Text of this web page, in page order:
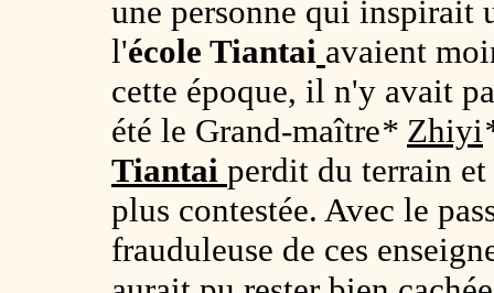
une personne qui inspirait
l'école Tiantai avaient
cette époque, il n'y avait
été le Grand-maître* Zhiyi
Tiantai perdit du terrain
plus contestée. Avec le
frauduleuse de ces